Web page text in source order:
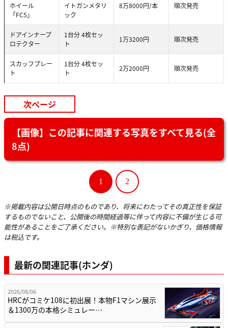
ホイール
「FC5」
イトガンメタリ
ック
8万8000円/本 順次発売
ドアインナープ
ロテクター
1台分 4枚セッ
ト
1万3200円 順次発売
スカッフプレー
ト
1台分 4枚セッ
ト
2万2000円 順次発売
次ページ
【画像】この記事に関連する写真をすべて見る(全
8点)
1 2
※掲載内容は公開日時点のものであり、将来にわたってその真正性を保証
するものでないこと、公開後の時間経過等に伴って内容に不備が生じる可
能性があることをご了承ください。※特別な表記がないかぎり、価格情報
は税込です。
最新の関連記事(ホンダ)
2026/08/06
HRCがコミケ108に初出展！本物F1マシン展示
＆1300万の本格シミュレー…